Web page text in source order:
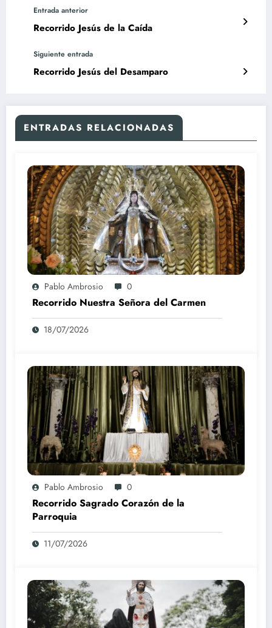
Entrada anterior
Recorrido Jesús de la Caída
Siguiente entrada
Recorrido Jesús del Desamparo
ENTRADAS RELACIONADAS
Pablo Ambrosio 0
Recorrido Nuestra Señora del Carmen
18/07/2026
Pablo Ambrosio 0
Recorrido Sagrado Corazón de la
Parroquia
11/07/2026